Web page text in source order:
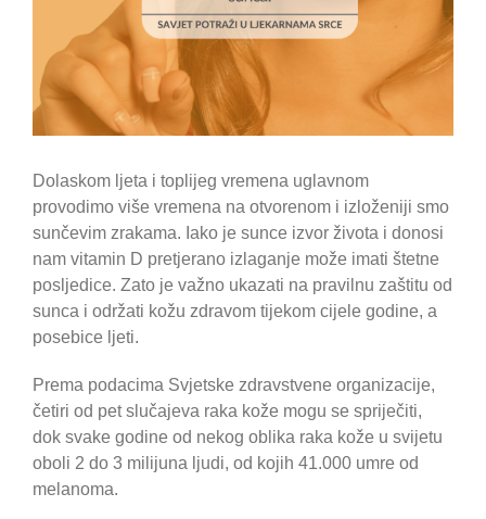
Dolaskom ljeta i toplijeg vremena uglavnom
provodimo više vremena na otvorenom i izloženiji smo
sunčevim zrakama. Iako je sunce izvor života i donosi
nam vitamin D pretjerano izlaganje može imati štetne
posljedice. Zato je važno ukazati na pravilnu zaštitu od
sunca i održati kožu zdravom tijekom cijele godine, a
posebice ljeti.
Prema podacima Svjetske zdravstvene organizacije,
četiri od pet slučajeva raka kože mogu se spriječiti,
dok svake godine od nekog oblika raka kože u svijetu
oboli 2 do 3 milijuna ljudi, od kojih 41.000 umre od
melanoma.